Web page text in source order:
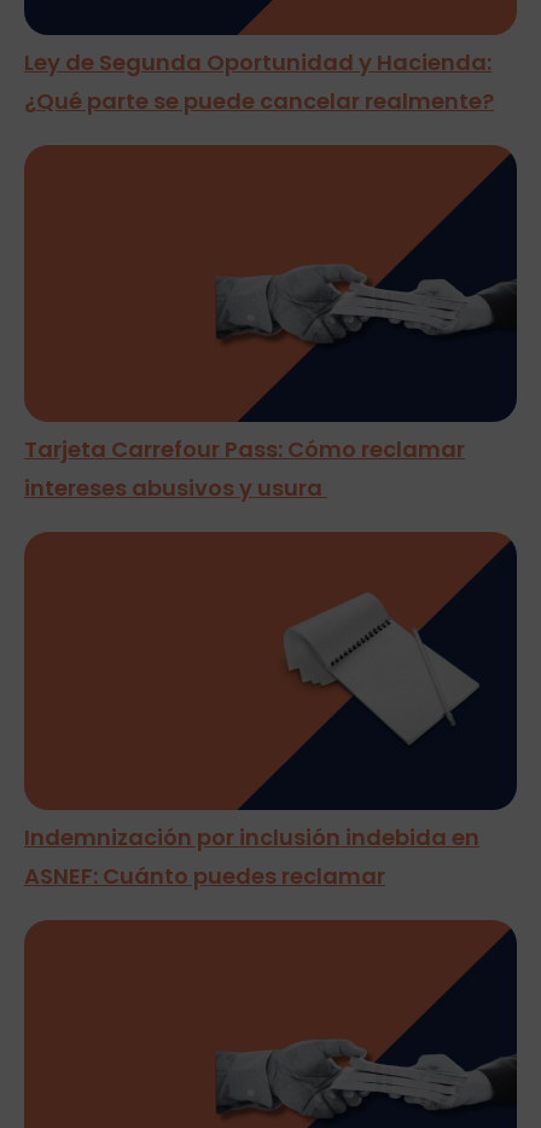
Ley de Segunda Oportunidad y Hacienda:
¿Qué parte se puede cancelar realmente?
Tarjeta Carrefour Pass: Cómo reclamar
intereses abusivos y usura
Indemnización por inclusión indebida en
ASNEF: Cuánto puedes reclamar